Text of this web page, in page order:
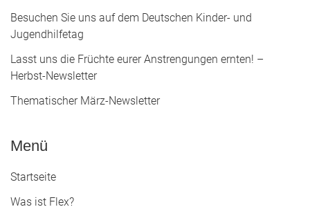
Besuchen Sie uns auf dem Deutschen Kinder- und
Jugendhilfetag
Lasst uns die Früchte eurer Anstrengungen ernten! –
Herbst-Newsletter
Thematischer März-Newsletter
Menü
Startseite
Was ist Flex?